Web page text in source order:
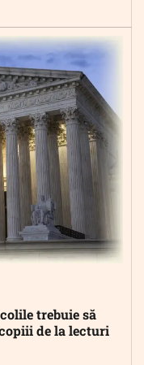
trebuie să
de la lecturi